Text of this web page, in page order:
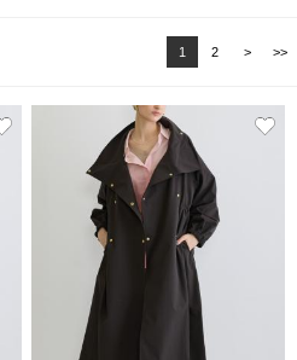
1 2 > >>